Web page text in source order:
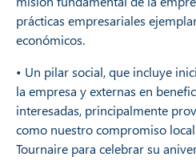
prácticas empresariales
económicos.
• Un pilar social, que incluye
la empresa y externas en
interesadas, principalmente
como nuestro compromiso
Tournaire para celebrar su